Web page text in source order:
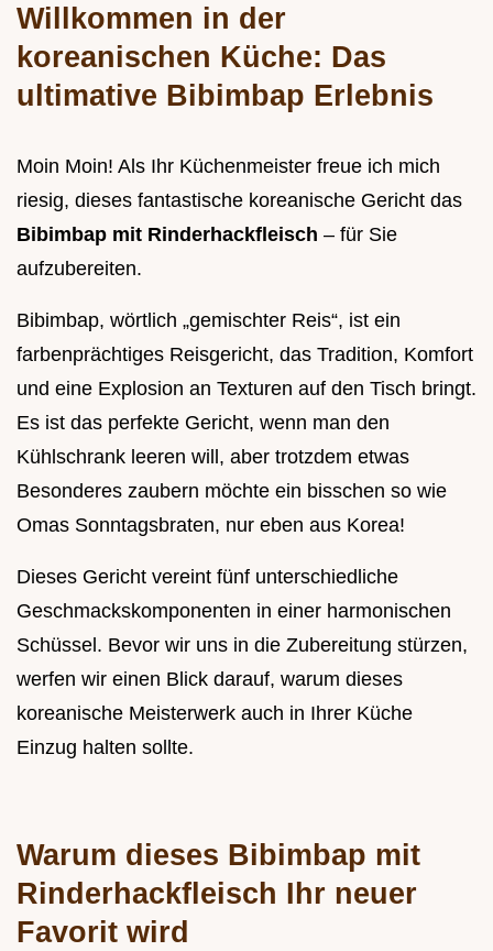
Willkommen in der
koreanischen Küche: Das
ultimative Bibimbap Erlebnis
Moin Moin! Als Ihr Küchenmeister freue ich mich
riesig, dieses fantastische koreanische Gericht das
Bibimbap mit Rinderhackfleisch – für Sie
aufzubereiten.
Bibimbap, wörtlich „gemischter Reis“, ist ein
farbenprächtiges Reisgericht, das Tradition, Komfort
und eine Explosion an Texturen auf den Tisch bringt.
Es ist das perfekte Gericht, wenn man den
Kühlschrank leeren will, aber trotzdem etwas
Besonderes zaubern möchte ein bisschen so wie
Omas Sonntagsbraten, nur eben aus Korea!
Dieses Gericht vereint fünf unterschiedliche
Geschmackskomponenten in einer harmonischen
Schüssel. Bevor wir uns in die Zubereitung stürzen,
werfen wir einen Blick darauf, warum dieses
koreanische Meisterwerk auch in Ihrer Küche
Einzug halten sollte.
Warum dieses Bibimbap mit
Rinderhackfleisch Ihr neuer
Favorit wird